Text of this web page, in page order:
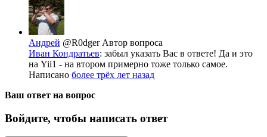
Андрей @R0dger Автор вопроса
Иван Кондратьев: забыл указать Вас в ответе! Да и это
на Yii1 - на втором примерно тоже только cамое.
Написано более трёх лет назад
Ваш ответ на вопрос
Войдите, чтобы написать ответ